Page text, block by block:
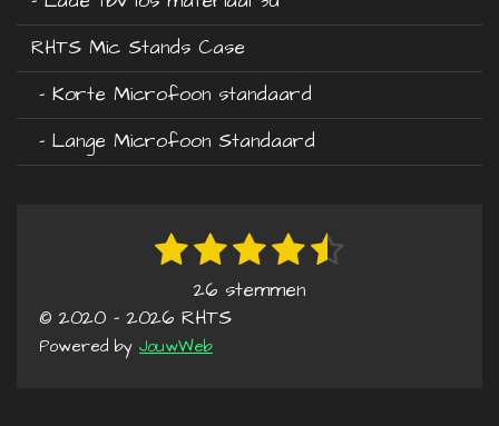
RHTS Mic Stands Case
- Korte Microfoon standaard
- Lange Microfoon Standaard
n
1
t
e
2
s
t
e
3
s
t
4
s
5
26 stemmen
© 2020 - 2026 RHTS
Powered by JouwWeb